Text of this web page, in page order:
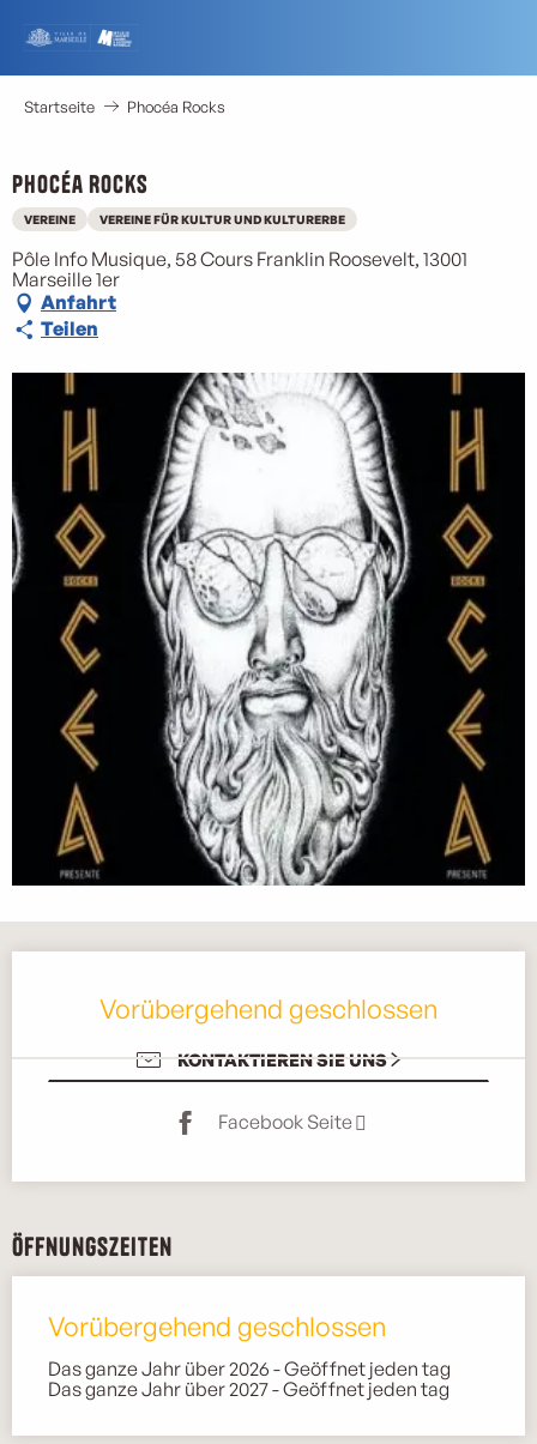
contenu
principal
Startseite Phocéa Rocks
Phocéa Rocks
VEREINE VEREINE FÜR KULTUR UND KULTURERBE
Pôle Info Musique, 58 Cours Franklin Roosevelt, 13001
Marseille 1er
Anfahrt
Teilen
Vorübergehend geschlossen
KONTAKTIEREN SIE UNS
Facebook Seite
Öffnungszeiten
Vorübergehend geschlossen
Das ganze Jahr über 2026 - Geöffnet jeden tag
Das ganze Jahr über 2027 - Geöffnet jeden tag